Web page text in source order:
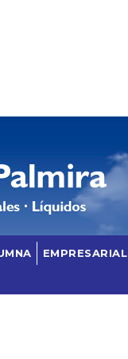
EMPRESARIAL